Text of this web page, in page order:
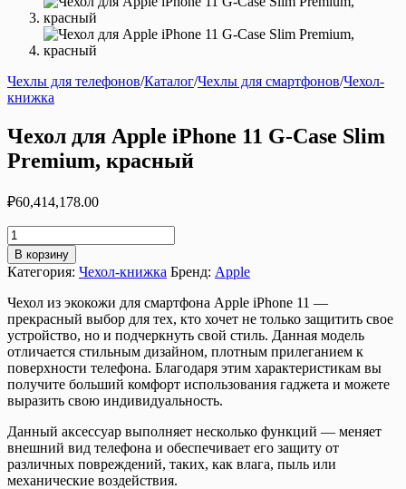
Чехлы для телефонов/Каталог/Чехлы для смартфонов/Чехол-
книжка
Чехол для Apple iPhone 11 G-Case Slim
Premium, красный
₽60,414,178.00
Количество
товара
Чехол
для
Apple
iPhone
11
G-
Case
Slim
Premium,
красный
В корзину
Категория: Чехол-книжка Бренд: Apple
Чехол из экокожи для смартфона Apple iPhone 11 —
прекрасный выбор для тех, кто хочет не только защитить свое
устройство, но и подчеркнуть свой стиль. Данная модель
отличается стильным дизайном, плотным прилеганием к
поверхности телефона. Благодаря этим характеристикам вы
получите больший комфорт использования гаджета и можете
выразить свою индивидуальность.
Данный аксессуар выполняет несколько функций — меняет
внешний вид телефона и обеспечивает его защиту от
различных повреждений, таких, как влага, пыль или
механические воздействия.